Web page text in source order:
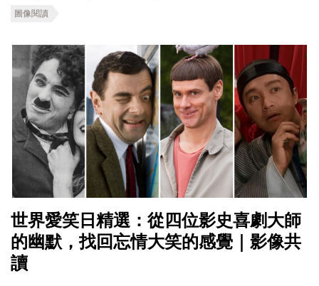
圖像閱讀
世界愛笑日精選：從四位影史喜劇大師
的幽默，找回忘情大笑的感覺｜影像共
讀